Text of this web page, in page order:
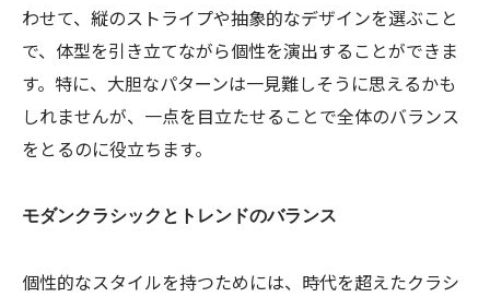
わせて、縦のストライプや抽象的なデザインを選ぶこと
で、体型を引き立てながら個性を演出することができま
す。特に、大胆なパターンは一見難しそうに思えるかも
しれませんが、一点を目立たせることで全体のバランス
をとるのに役立ちます。
モダンクラシックとトレンドのバランス
個性的なスタイルを持つためには、時代を超えたクラシ